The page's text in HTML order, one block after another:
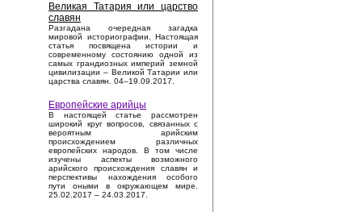
Великая Татария или царство
славян
Разгадана очередная загадка
мировой историографии. Настоящая
статья посвящена истории и
современному состоянию одной из
самых грандиозных империй земной
цивилизации – Великой Татарии или
царства славян. 04–19.09.2017.
Европейские арийцы
В настоящей статье рассмотрен
широкий круг вопросов, связанных с
вероятным арийским
происхождением различных
европейских народов. В том числе
изучены аспекты возможного
арийского происхождения славян и
перспективы нахождения особого
пути оными в окружающем мире.
25.02.2017 – 24.03.2017.